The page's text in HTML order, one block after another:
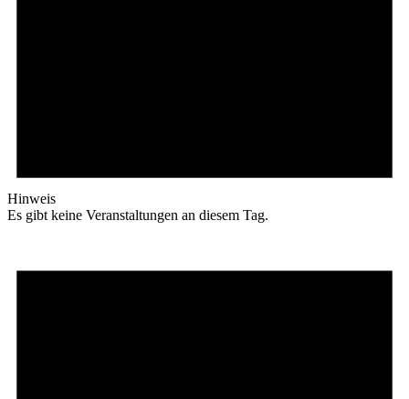
Hinweis
Es gibt keine Veranstaltungen an diesem Tag.